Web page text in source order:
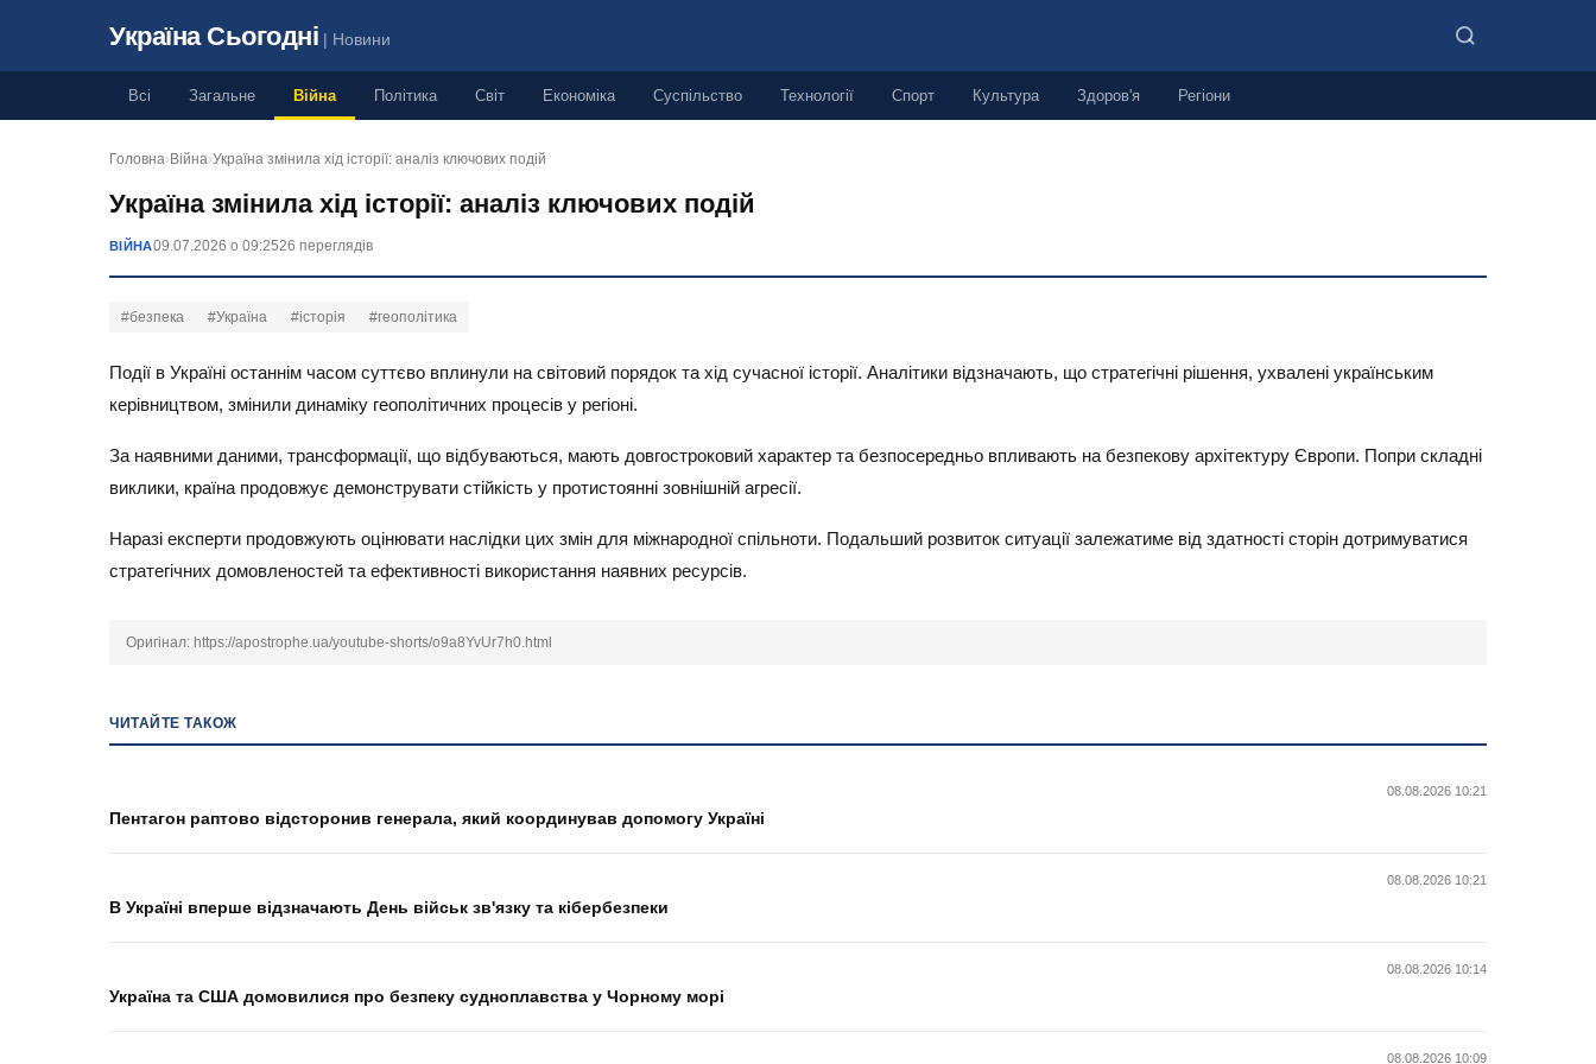
Україна Сьогодні | Новини
Всі Загальне Війна Політика Світ Економіка Суспільство Технології Спорт Культура Здоров'я Регіони
Головна› Війна›Україна змінила хід історії: аналіз ключових подій
Україна змінила хід історії: аналіз ключових подій
ВІЙНА09.07.2026 о 09:2526 переглядів
#безпека #Україна #історія #геополітика
Події в Україні останнім часом суттєво вплинули на світовий порядок та хід сучасної історії. Аналітики відзначають, що стратегічні рішення, ухвалені українським
керівництвом, змінили динаміку геополітичних процесів у регіоні.
За наявними даними, трансформації, що відбуваються, мають довгостроковий характер та безпосередньо впливають на безпекову архітектуру Європи. Попри складні
виклики, країна продовжує демонструвати стійкість у протистоянні зовнішній агресії.
Наразі експерти продовжують оцінювати наслідки цих змін для міжнародної спільноти. Подальший розвиток ситуації залежатиме від здатності сторін дотримуватися
стратегічних домовленостей та ефективності використання наявних ресурсів.
Оригінал: https://apostrophe.ua/youtube-shorts/o9a8YvUr7h0.html
ЧИТАЙТЕ ТАКОЖ
08.08.2026 10:21
Пентагон раптово відсторонив генерала, який координував допомогу Україні
08.08.2026 10:21
В Україні вперше відзначають День військ зв'язку та кібербезпеки
08.08.2026 10:14
Україна та США домовилися про безпеку судноплавства у Чорному морі
08.08.2026 10:09